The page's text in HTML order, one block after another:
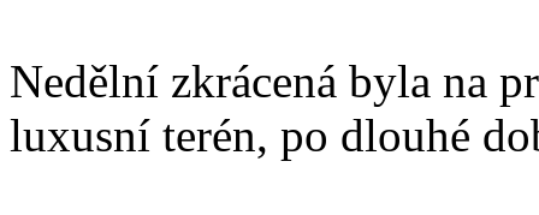
Nedělní zkrácená byla na
luxusní terén, po dlouhé